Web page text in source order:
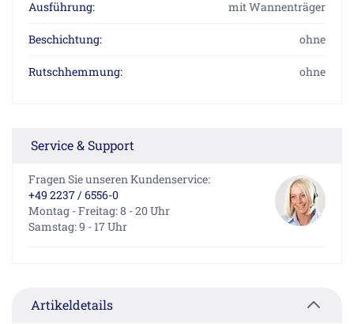
Ausführung: mit Wannenträger
Beschichtung: ohne
Rutschhemmung: ohne
Service & Support
Fragen Sie unseren Kundenservice:
+49 2237 / 6556-0
Montag - Freitag: 8 - 20 Uhr
Samstag: 9 - 17 Uhr
Artikeldetails